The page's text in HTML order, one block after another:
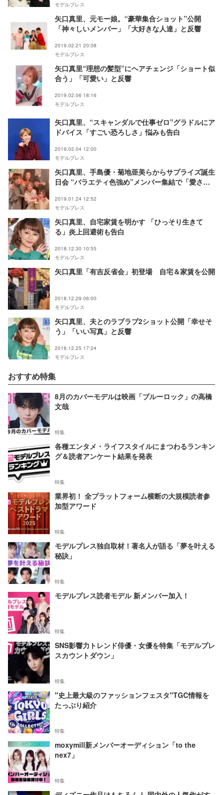
モデルプレス
矢口真里、元モー娘。“豪華集合ショット”公開
「神々しいメンバー」「大好きな人達」と反響
2019.02.21 20:08
モデルプレス
矢口真里“理想の髪型”にヘアチェンジ「ショート似
合う」「可愛い」と反響
2019.02.06 18:16
モデルプレス
矢口真里、“スキャンダルで仕事ゼロ”グラドルにア
ドバイス「すごい恐ろしさ」悩みも告白
2019.02.04 12:00
モデルプレス
矢口真里、手島優・菊地亜美らからサプライズ誕生
日会 “バラエティ色強め”メンバー集結で「愛され
2019.01.24 12:52
モデルプレス
矢口真里、自宅家賃を明かす 「ひっそり生きて
る」炎上回避術も告白
2018.12.30 10:55
モデルプレス
矢口真里「有吉反省会」初登場 自宅＆家賃を公開
2018.12.29 06:00
モデルプレス
矢口真里、夫とのラブラブ2ショット公開「幸せそ
う」「いい写真」と反響
2018.12.25 17:24
モデルプレス
おすすめ特集
8月のカバーモデルは映画「ブルーロック」の高橋
文哉
特集
各種エンタメ・ライフスタイルにまつわるランキン
グ＆読者アンケート結果を発表
特集
業界初！ 全プラットフォーム横断の大規模読者参
加型アワード
特集
モデルプレス独自取材！著名人が語る「夢を叶える
秘訣」
特集
モデルプレス読者モデル 新メンバー加入！
特集
SNS影響力トレンド俳優・女優を特集「モデルプレ
スカウントダウン」
特集
"史上最大級のファッションフェスタ"TGC情報を
たっぷり紹介
特集
moxymill新メンバーオーディション「to the
nex7」
特集